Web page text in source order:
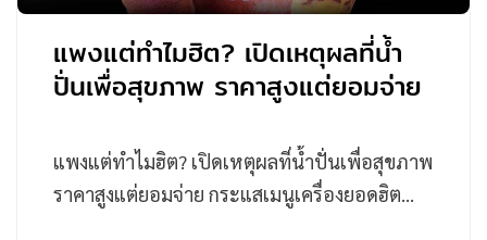
แพงแต่ทำไมฮิต? เปิดเหตุผลที่น้ำ
ปั่นเพื่อสุขภาพ ราคาสูงแต่ยอมจ่าย
แพงแต่ทำไมฮิต? เปิดเหตุผลที่น้ำปั่นเพื่อสุขภาพ
ราคาสูงแต่ยอมจ่าย กระแสเมนูเครื่องยอดฮิต…